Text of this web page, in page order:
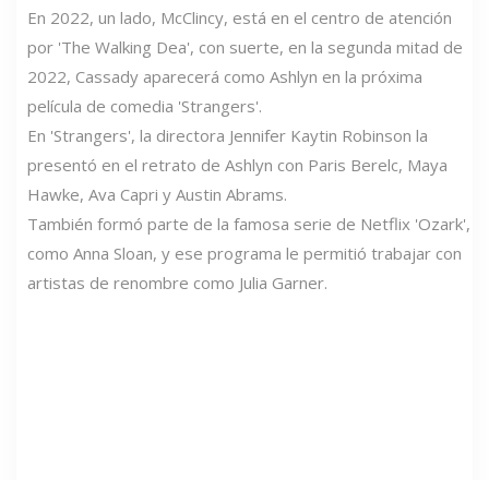
En 2022, un lado, McClincy, está en el centro de atención
por 'The Walking Dea', con suerte, en la segunda mitad de
2022, Cassady aparecerá como Ashlyn en la próxima
película de comedia 'Strangers'.
En 'Strangers', la directora Jennifer Kaytin Robinson la
presentó en el retrato de Ashlyn con Paris Berelc, Maya
Hawke, Ava Capri y Austin Abrams.
También formó parte de la famosa serie de Netflix 'Ozark',
como Anna Sloan, y ese programa le permitió trabajar con
artistas de renombre como Julia Garner.